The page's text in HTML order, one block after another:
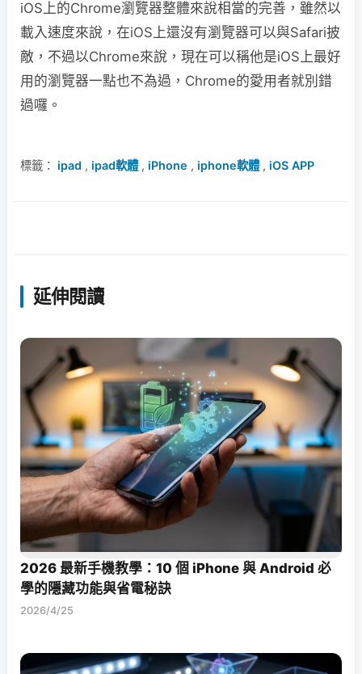
iOS上的Chrome瀏覽器整體來說相當的完善，雖然以
載入速度來說，在iOS上還沒有瀏覽器可以與Safari披
敵，不過以Chrome來說，現在可以稱他是iOS上最好
用的瀏覽器一點也不為過，Chrome的愛用者就別錯
過囉。
標籤： ipad , ipad軟體, iPhone , iphone軟體, iOS APP
延伸閱讀
2026 最新手機教學：10 個 iPhone 與 Android 必
學的隱藏功能與省電秘訣
2026/4/25